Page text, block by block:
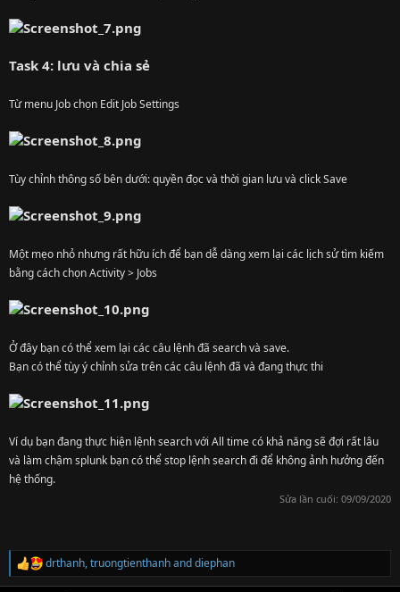
Task 4: lưu và chia sẻ
Từ menu Job chọn Edit Job Settings
Tùy chỉnh thông số bên dưới: quyền đọc và thời gian lưu và click Save
Một mẹo nhỏ nhưng rất hữu ích để bạn dễ dàng xem lại các lịch sử tìm kiếm
bằng cách chọn Activity > Jobs
Ở đây bạn có thể xem lại các câu lệnh đã search và save.
Bạn có thể tùy ý chỉnh sửa trên các câu lệnh đã và đang thực thi
Ví dụ bạn đang thực hiện lệnh search với All time có khả năng sẽ đợi rất lâu
và làm chậm splunk bạn có thể stop lệnh search đi để không ảnh hưởng đến
hệ thống.
Sửa lần cuối: 09/09/2020
R
e
drthanh,truongtienthanhanddiephan